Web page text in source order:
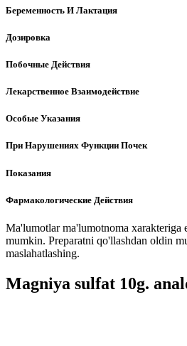
Беременность И Лактация
Дозировка
Побочные Действия
Лекарственное Взаимодействие
Особые Указания
При Нарушениях Функции Почек
Показания
Фармакологические Действия
Ma'lumotlar ma'lumotnoma xarakteriga
mumkin. Preparatni qo'llashdan oldin
maslahatlashing.
Magniya sulfat 10g.